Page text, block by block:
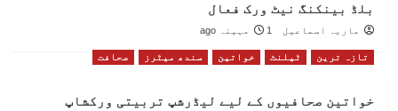
بلڈ بینکنگ نیٹ ورک فعال
ماریہ اسماعیل 1 مہینہ ago
تازہ ترین ٹیلنٹ خواتین سندھ میٹرز صحافت
خواتین صحافیوں کے لیے لیڈرشپ تربیتی ورکشاپ